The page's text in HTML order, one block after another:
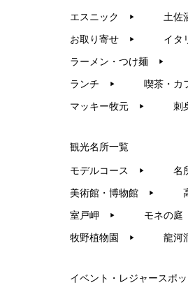
エスニック ▶︎ 土佐
お取り寄せ ▶︎ イタ
ラーメン・つけ麺 ▶︎
ランチ ▶︎ 喫茶・カ
マッキー牧元 ▶︎ 刺
観光名所一覧
モデルコース ▶︎ 名
美術館・博物館 ▶︎
室戸岬 ▶︎ モネの庭
牧野植物園 ▶︎ 龍河
イベント・レジャースポ